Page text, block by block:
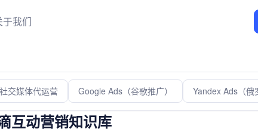
于我们
社交媒体代运营 Google Ads（谷歌推广） Yandex Ads（俄
互动营销知识库